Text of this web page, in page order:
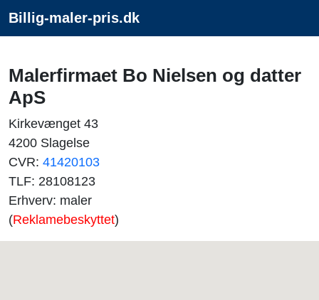
Billig-maler-pris.dk
Malerfirmaet Bo Nielsen og datter
ApS
Kirkevænget 43
4200 Slagelse
CVR: 41420103
TLF: 28108123
Erhverv: maler
(Reklamebeskyttet)